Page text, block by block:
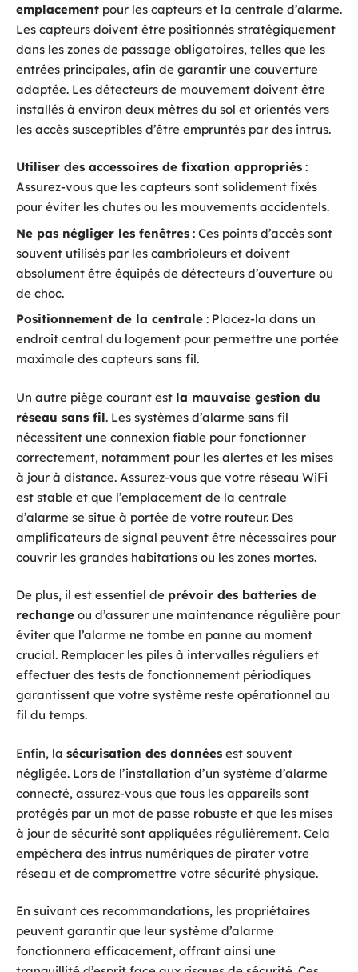
emplacement pour les capteurs et la centrale d’alarme.
Les capteurs doivent être positionnés stratégiquement
dans les zones de passage obligatoires, telles que les
entrées principales, afin de garantir une couverture
adaptée. Les détecteurs de mouvement doivent être
installés à environ deux mètres du sol et orientés vers
les accès susceptibles d’être empruntés par des intrus.
Utiliser des accessoires de fixation appropriés :
Assurez-vous que les capteurs sont solidement fixés
pour éviter les chutes ou les mouvements accidentels.
Ne pas négliger les fenêtres : Ces points d’accès sont
souvent utilisés par les cambrioleurs et doivent
absolument être équipés de détecteurs d’ouverture ou
de choc.
Positionnement de la centrale : Placez-la dans un
endroit central du logement pour permettre une portée
maximale des capteurs sans fil.
Un autre piège courant est la mauvaise gestion du
réseau sans fil. Les systèmes d’alarme sans fil
nécessitent une connexion fiable pour fonctionner
correctement, notamment pour les alertes et les mises
à jour à distance. Assurez-vous que votre réseau WiFi
est stable et que l’emplacement de la centrale
d’alarme se situe à portée de votre routeur. Des
amplificateurs de signal peuvent être nécessaires pour
couvrir les grandes habitations ou les zones mortes.
De plus, il est essentiel de prévoir des batteries de
rechange ou d’assurer une maintenance régulière pour
éviter que l’alarme ne tombe en panne au moment
crucial. Remplacer les piles à intervalles réguliers et
effectuer des tests de fonctionnement périodiques
garantissent que votre système reste opérationnel au
fil du temps.
Enfin, la sécurisation des données est souvent
négligée. Lors de l’installation d’un système d’alarme
connecté, assurez-vous que tous les appareils sont
protégés par un mot de passe robuste et que les mises
à jour de sécurité sont appliquées régulièrement. Cela
empêchera des intrus numériques de pirater votre
réseau et de compromettre votre sécurité physique.
En suivant ces recommandations, les propriétaires
peuvent garantir que leur système d’alarme
fonctionnera efficacement, offrant ainsi une